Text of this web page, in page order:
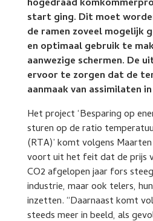
hogedraad
start ging. Dit moet
de ramen zoveel mogelijk
en optimaal gebruik te
aanwezige schermen. De
ervoor te zorgen dat de
aanmaak van assimilaten
Het project ‘Besparing op
sturen op de ratio
(RTA)’ komt volgens
voort uit het feit dat de prijs
CO2afgelopen jaar fors
industrie, maar ook telers,
inzetten. “Daarnaast komt
steeds meer in beeld, als